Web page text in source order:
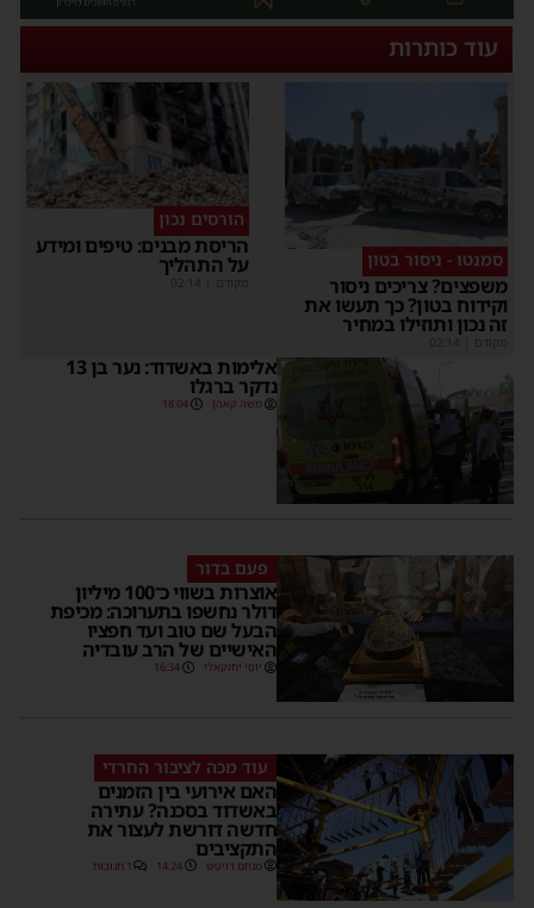
עוד כותרות
סמנטו - ניסור בטון
משפצים? צריכים ניסור
וקידוח בטון? כך תעשו את
זה נכון ותוזילו במחיר
מקודם
הורסים נכון
הריסת מבנים: טיפים ומידע
על התהליך
מקודם
אלימות באשדוד: נער בן 13
נדקר ברגלו
משה קאהן 18:04
פעם בדור
אוצרות בשווי כ־100 מיליון
דולר נחשפו בתערוכה: מכיפת
הבעל שם טוב ועד חפציו
האישיים של הרב עובדיה
יוסי יחזקאלי 16:34
עוד מכה לציבור החרדי
האם אירועי בין הזמנים
באשדוד בסכנה? עתירה
חדשה דורשת לעצור את
התקציבים
מנחם דויטש 14:24 1 תגובות